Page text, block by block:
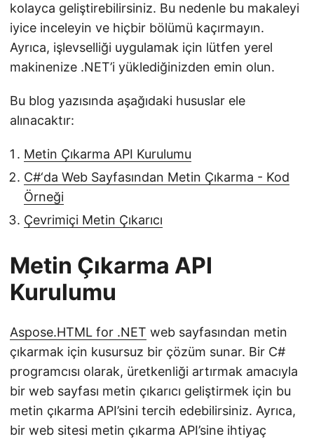
kolayca geliştirebilirsiniz. Bu nedenle bu makaleyi
iyice inceleyin ve hiçbir bölümü kaçırmayın.
Ayrıca, işlevselliği uygulamak için lütfen yerel
makinenize .NET’i yüklediğinizden emin olun.
Bu blog yazısında aşağıdaki hususlar ele
alınacaktır:
Metin Çıkarma API Kurulumu
C#‘da Web Sayfasından Metin Çıkarma - Kod
Örneği
Çevrimiçi Metin Çıkarıcı
Metin Çıkarma API
Kurulumu
Aspose.HTML for .NET web sayfasından metin
çıkarmak için kusursuz bir çözüm sunar. Bir C#
programcısı olarak, üretkenliği artırmak amacıyla
bir web sayfası metin çıkarıcı geliştirmek için bu
metin çıkarma API’sini tercih edebilirsiniz. Ayrıca,
bir web sitesi metin çıkarma API’sine ihtiyaç